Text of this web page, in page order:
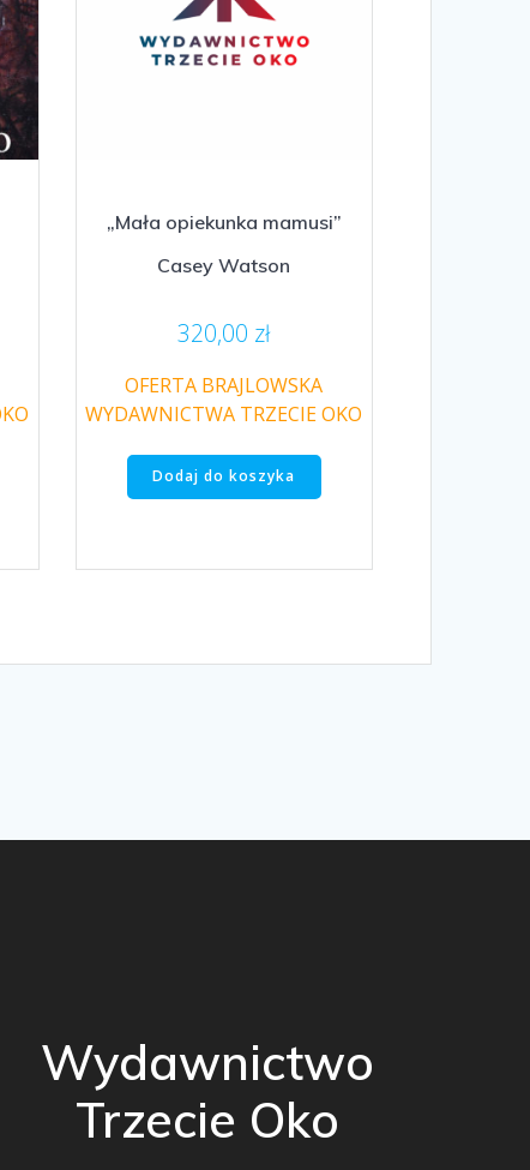
„Mała opiekunka mamusi”
Casey Watson
320,00 zł
OFERTA BRAJLOWSKA
WYDAWNICTWA TRZECIE OKO
Dodaj do koszyka
Wydawnictwo
Trzecie Oko